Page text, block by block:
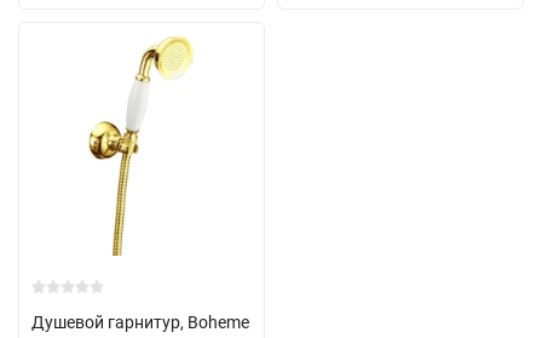
Душевой гарнитур, Boheme